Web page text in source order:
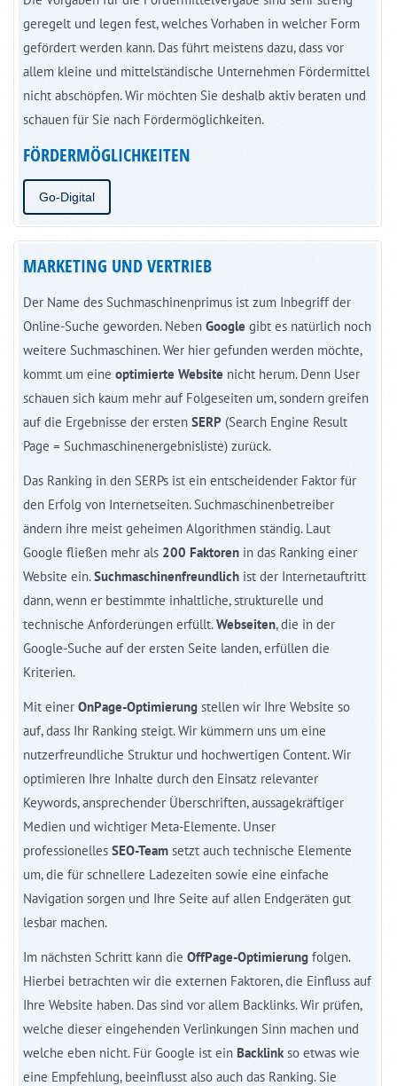
geregelt und legen fest, welches Vorhaben in welcher Form
gefördert werden kann. Das führt meistens dazu, dass vor
allem kleine und mittelständische Unternehmen Fördermittel
nicht abschöpfen. Wir möchten Sie deshalb aktiv beraten und
schauen für Sie nach Fördermöglichkeiten.
FÖRDERMÖGLICHKEITEN
Go-Digital
MARKETING UND VERTRIEB
Der Name des Suchmaschinenprimus ist zum Inbegriff der
Online-Suche geworden. Neben Google gibt es natürlich noch
weitere Suchmaschinen. Wer hier gefunden werden möchte,
kommt um eine optimierte Website nicht herum. Denn User
schauen sich kaum mehr auf Folgeseiten um, sondern greifen
auf die Ergebnisse der ersten SERP (Search Engine Result
Page = Suchmaschinenergebnisliste) zurück.
Das Ranking in den SERPs ist ein entscheidender Faktor für
den Erfolg von Internetseiten. Suchmaschinenbetreiber
ändern ihre meist geheimen Algorithmen ständig. Laut
Google fließen mehr als 200 Faktoren in das Ranking einer
Website ein.Suchmaschinenfreundlich ist der Internetauftritt
dann, wenn er bestimmte inhaltliche, strukturelle und
technische Anforderungen erfüllt.Webseiten, die in der
Google-Suche auf der ersten Seite landen, erfüllen die
Kriterien.
Mit einer OnPage-Optimierung stellen wir Ihre Website so
auf, dass Ihr Ranking steigt. Wir kümmern uns um eine
nutzerfreundliche Struktur und hochwertigen Content. Wir
optimieren Ihre Inhalte durch den Einsatz relevanter
Keywords, ansprechender Überschriften, aussagekräftiger
Medien und wichtiger Meta-Elemente. Unser
professionelles SEO-Team setzt auch technische Elemente
um, die für schnellere Ladezeiten sowie eine einfache
Navigation sorgen und Ihre Seite auf allen Endgeräten gut
lesbar machen.
Im nächsten Schritt kann die OffPage-Optimierung folgen.
Hierbei betrachten wir die externen Faktoren, die Einfluss auf
Ihre Website haben. Das sind vor allem Backlinks. Wir prüfen,
welche dieser eingehenden Verlinkungen Sinn machen und
welche eben nicht. Für Google ist ein Backlink so etwas wie
eine Empfehlung, beeinflusst also auch das Ranking. Sie